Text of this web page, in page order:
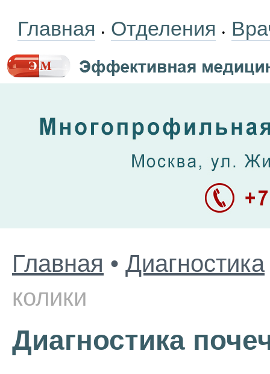
Главная • Отделения •
Главная • Диагностика
колики
Диагностика